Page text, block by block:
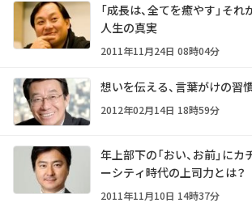
「成長は、全てを癒やす」そ
人生の真実
2011年11月24日 08時04分
想いを伝える、言葉がけの習
2012年02月14日 18時59分
年上部下の「おい、お前」に
ーシティ時代の上司力とは？
2011年11月10日 14時37分